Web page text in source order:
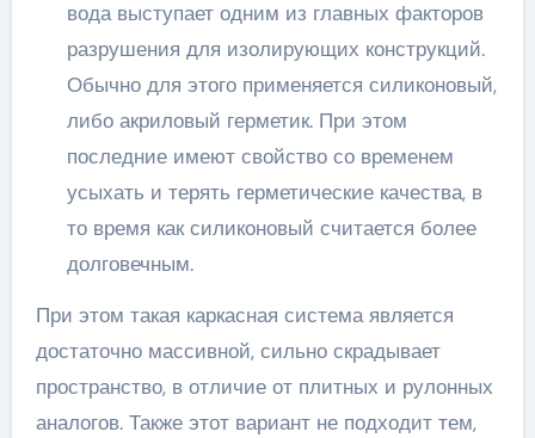
вода выступает одним из главных факторов
разрушения для изолирующих конструкций.
Обычно для этого применяется силиконовый,
либо акриловый герметик. При этом
последние имеют свойство со временем
усыхать и терять герметические качества, в
то время как силиконовый считается более
долговечным.
При этом такая каркасная система является
достаточно массивной, сильно скрадывает
пространство, в отличие от плитных и рулонных
аналогов. Также этот вариант не подходит тем,